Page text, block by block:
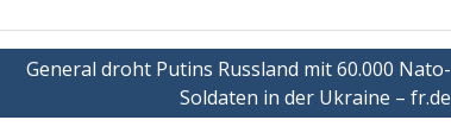
General droht Putins Russland mit 60.000 Nato-
Soldaten in der Ukraine – fr.de